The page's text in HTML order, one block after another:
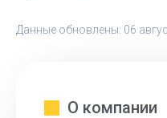
Данные обновлены: 06
О компании